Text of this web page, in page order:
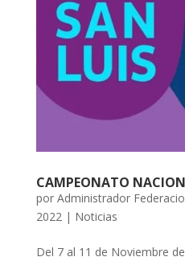
CAMPEONATO
por Administrador
2022| Noticias
Del 7 al 11 de Noviembre